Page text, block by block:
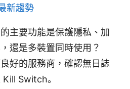
新趨勢
主要功能是保護隱私、加
還是多裝置同時使用？
好的服務商，確認無日誌
Switch。